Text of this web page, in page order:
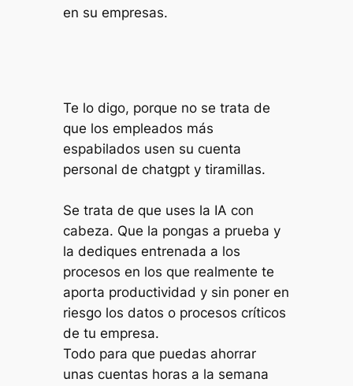
en su empresas.
Te lo digo, porque no se trata de
que los empleados más
espabilados usen su cuenta
personal de chatgpt y tiramillas.
Se trata de que uses la IA con
cabeza. Que la pongas a prueba y
la dediques entrenada a los
procesos en los que realmente te
aporta productividad y sin poner en
riesgo los datos o procesos críticos
de tu empresa.
Todo para que puedas ahorrar
unas cuentas horas a la semana